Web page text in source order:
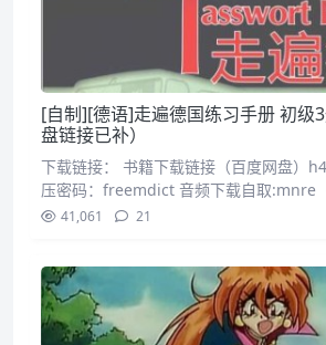
[自制][德语]走遍德国练习手册 初级
盘链接已补）
下载链接： 书籍下载链接（百度网盘）
压密码：freemdict 音频下载自取:mnre
41,061 21